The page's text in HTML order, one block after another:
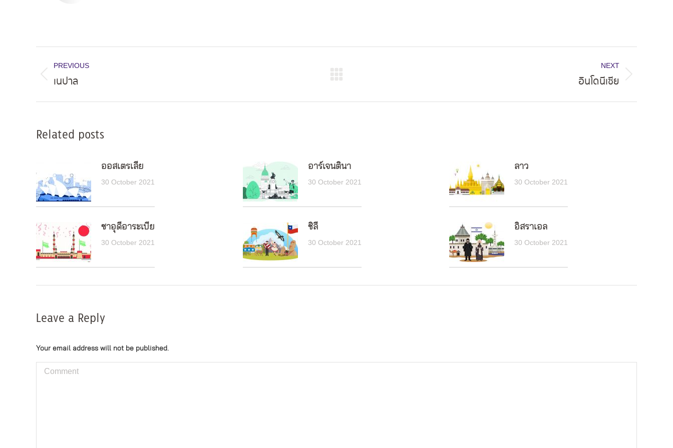
navigation
PREVIOUS
Previous
เนปาล
NEXT
อินโดนีเซีย
Related posts
ออสเตรเลีย
30 October 2021
อาร์เจนตินา
30 October 2021
ลาว
30 October 2021
ซาอุดีอาระเบีย
30 October 2021
ชิลี
30 October 2021
อิสราเอล
30 October 2021
Leave a Reply
Your email address will not be published.
Comment